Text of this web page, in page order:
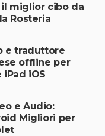
miglior cibo da
Rosteria
e traduttore
offline per
iOS
e Audio:
Migliori per